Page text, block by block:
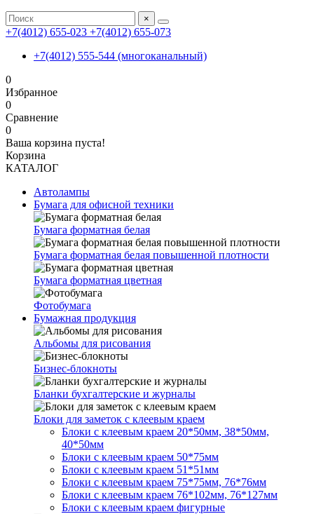
×
+7(4012) 655-023 +7(4012) 655-073
+7(4012) 555-544 (многоканальный)
0
Избранное
0
Сравнение
0
Ваша корзина пуста!
Корзина
КАТАЛОГ
Автолампы
Бумага для офисной техники
Бумага форматная белая
Бумага форматная белая повышенной плотности
Бумага форматная цветная
Фотобумага
Бумажная продукция
Альбомы для рисования
Бизнес-блокноты
Бланки бухгалтерские и журналы
Блоки для заметок с клеевым краем
Блоки с клеевым краем 20*50мм, 38*50мм,
40*50мм
Блоки с клеевым краем 50*75мм
Блоки с клеевым краем 51*51мм
Блоки с клеевым краем 75*75мм, 76*76мм
Блоки с клеевым краем 76*102мм, 76*127мм
Блоки с клеевым краем фигурные